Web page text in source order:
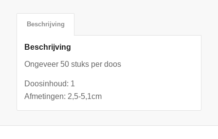
Beschrijving
Beschrijving
Ongeveer 50 stuks per doos
Doosinhoud: 1
Afmetingen: 2,5-5,1cm